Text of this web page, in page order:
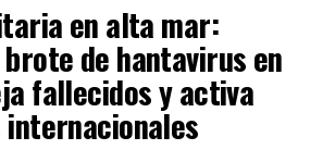
en alta mar:
de hantavirus en
fallecidos y activa